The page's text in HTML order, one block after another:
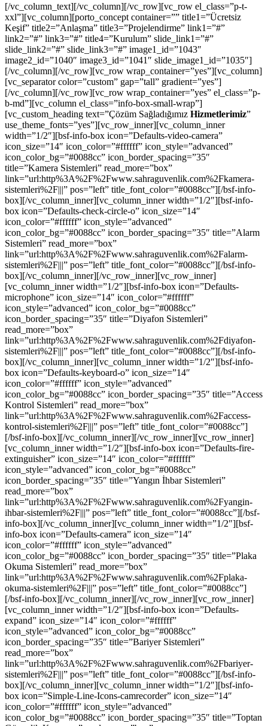
[/vc_column_text][/vc_column][/vc_row][vc_row el_class=”p-t-
xxl”][vc_column][porto_concept container=”” title1=”Ücretsiz
Keşif” title2=”Anlaşma” title3=”Projelendirme” link1=”#”
link2=”#” link3=”#” title4=”Kurulum” slide_link1=”#”
slide_link2=”#” slide_link3=”#” image1_id=”1043″
image2_id=”1040″ image3_id=”1041″ slide_image1_id=”1035″]
[/vc_column][/vc_row][vc_row wrap_container=”yes”][vc_column]
[vc_separator color=”custom” gap=”tall” gradient=”yes”]
[/vc_column][/vc_row][vc_row wrap_container=”yes” el_class=”p-
b-md”][vc_column el_class=”info-box-small-wrap”]
[vc_custom_heading text=”Çözüm Sağladığımız Hizmetlerimiz”
use_theme_fonts=”yes”][vc_row_inner][vc_column_inner
width=”1/2″][bsf-info-box icon=”Defaults-video-camera”
icon_size=”14″ icon_color=”#ffffff” icon_style=”advanced”
icon_color_bg=”#0088cc” icon_border_spacing=”35″
title=”Kamera Sistemleri” read_more=”box”
link=”url:http%3A%2F%2Fwww.sahraguvenlik.com%2Fkamera-
sistemleri%2F|||” pos=”left” title_font_color=”#0088cc”][/bsf-info-
box][/vc_column_inner][vc_column_inner width=”1/2″][bsf-info-
box icon=”Defaults-check-circle-o” icon_size=”14″
icon_color=”#ffffff” icon_style=”advanced”
icon_color_bg=”#0088cc” icon_border_spacing=”35″ title=”Alarm
Sistemleri” read_more=”box”
link=”url:http%3A%2F%2Fwww.sahraguvenlik.com%2Falarm-
sistemleri%2F|||” pos=”left” title_font_color=”#0088cc”][/bsf-info-
box][/vc_column_inner][/vc_row_inner][vc_row_inner]
[vc_column_inner width=”1/2″][bsf-info-box icon=”Defaults-
microphone” icon_size=”14″ icon_color=”#ffffff”
icon_style=”advanced” icon_color_bg=”#0088cc”
icon_border_spacing=”35″ title=”Diyafon Sistemleri”
read_more=”box”
link=”url:http%3A%2F%2Fwww.sahraguvenlik.com%2Fdiyafon-
sistemleri%2F|||” pos=”left” title_font_color=”#0088cc”][/bsf-info-
box][/vc_column_inner][vc_column_inner width=”1/2″][bsf-info-
box icon=”Defaults-keyboard-o” icon_size=”14″
icon_color=”#ffffff” icon_style=”advanced”
icon_color_bg=”#0088cc” icon_border_spacing=”35″ title=”Access
Kontrol Sistemleri” read_more=”box”
link=”url:http%3A%2F%2Fwww.sahraguvenlik.com%2Faccess-
kontrol-sistemleri%2F|||” pos=”left” title_font_color=”#0088cc”]
[/bsf-info-box][/vc_column_inner][/vc_row_inner][vc_row_inner]
[vc_column_inner width=”1/2″][bsf-info-box icon=”Defaults-fire-
extinguisher” icon_size=”14″ icon_color=”#ffffff”
icon_style=”advanced” icon_color_bg=”#0088cc”
icon_border_spacing=”35″ title=”Yangın İhbar Sistemleri”
read_more=”box”
link=”url:http%3A%2F%2Fwww.sahraguvenlik.com%2Fyangin-
ihbar-sistemleri%2F|||” pos=”left” title_font_color=”#0088cc”][/bsf-
info-box][/vc_column_inner][vc_column_inner width=”1/2″][bsf-
info-box icon=”Defaults-camera” icon_size=”14″
icon_color=”#ffffff” icon_style=”advanced”
icon_color_bg=”#0088cc” icon_border_spacing=”35″ title=”Plaka
Okuma Sistemleri” read_more=”box”
link=”url:http%3A%2F%2Fwww.sahraguvenlik.com%2Fplaka-
okuma-sistemleri%2F|||” pos=”left” title_font_color=”#0088cc”]
[/bsf-info-box][/vc_column_inner][/vc_row_inner][vc_row_inner]
[vc_column_inner width=”1/2″][bsf-info-box icon=”Defaults-
expand” icon_size=”14″ icon_color=”#ffffff”
icon_style=”advanced” icon_color_bg=”#0088cc”
icon_border_spacing=”35″ title=”Bariyer Sistemleri”
read_more=”box”
link=”url:http%3A%2F%2Fwww.sahraguvenlik.com%2Fbariyer-
sistemleri%2F|||” pos=”left” title_font_color=”#0088cc”][/bsf-info-
box][/vc_column_inner][vc_column_inner width=”1/2″][bsf-info-
box icon=”Simple-Line-Icons-camrecorder” icon_size=”14″
icon_color=”#ffffff” icon_style=”advanced”
icon_color_bg=”#0088cc” icon_border_spacing=”35″ title=”Toptan